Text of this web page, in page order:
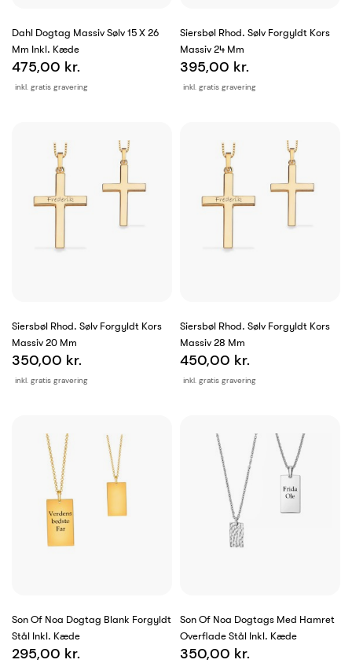
Dahl Dogtag Massiv Sølv 15 X 26
Mm Inkl. Kæde
inkl. gratis gravering
475,00 kr.
Siersbøl Rhod. Sølv Forgyldt Kors
Massiv 24 Mm
inkl. gratis gravering
395,00 kr.
Siersbøl Rhod. Sølv Forgyldt Kors
Massiv 20 Mm
inkl. gratis gravering
350,00 kr.
Siersbøl Rhod. Sølv Forgyldt Kors
Massiv 28 Mm
inkl. gratis gravering
450,00 kr.
Son Of Noa Dogtag Blank Forgyldt
Stål Inkl. Kæde
295,00 kr.
Son Of Noa Dogtags Med Hamret
Overflade Stål Inkl. Kæde
350,00 kr.